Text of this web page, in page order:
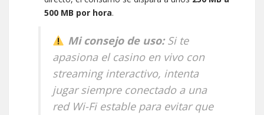
500 MB por hora.
Mi consejo de uso:Si te
apasiona el casino en vivo con
streaming interactivo, intenta
jugar siempre conectado a una
red Wi-Fi estable para evitar que